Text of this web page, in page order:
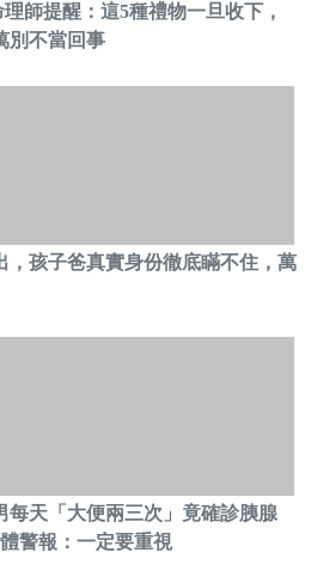
師提醒：這5種禮物一旦收下，
別不當回事
，孩子爸真實身份徹底瞞不住，萬
每天「大便兩三次」竟確診胰腺
警報：一定要重視